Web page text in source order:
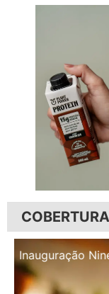
Inauguração